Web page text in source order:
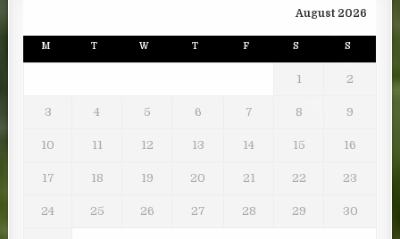
August 2026
M T W T F S S
1 2
3 4 5 6 7 8 9
10 11 12 13 14 15 16
17 18 19 20 21 22 23
24 25 26 27 28 29 30